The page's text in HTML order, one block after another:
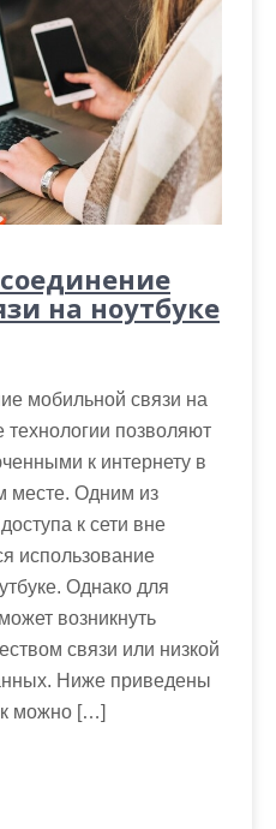
на ноутбуке
мобильной связи на
позволяют
к интернету в
месте. Одним из
к сети вне
использование
Однако для
возникнуть
связи или низкой
Ниже приведены
можно […]